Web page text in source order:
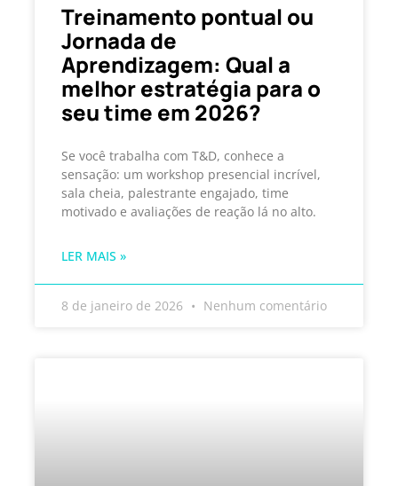
Treinamento pontual ou
Jornada de
Aprendizagem: Qual a
melhor estratégia para o
seu time em 2026?
Se você trabalha com T&D, conhece a
sensação: um workshop presencial incrível,
sala cheia, palestrante engajado, time
motivado e avaliações de reação lá no alto.
LER MAIS »
8 de janeiro de 2026 Nenhum comentário